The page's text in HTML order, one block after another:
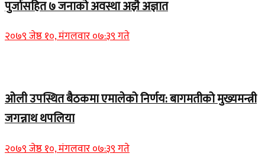
पुर्जासहित ७ जनाको अवस्था अझै अज्ञात
२०७९ जेष्ठ १०, मंगलवार ०७:३९ गते
ओली उपस्थित बैठकमा एमालेको निर्णय: बागमतीको मुख्यमन्त्री
जगन्नाथ थपलिया
२०७९ जेष्ठ १०, मंगलवार ०७:३९ गते